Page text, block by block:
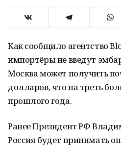
Как сообщило агентство
импортёры не введут
Москва может получить
долларов, что на треть
прошлого года.
Ранее Президент РФ
Россия будет принимать